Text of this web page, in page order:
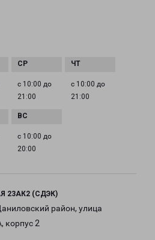
с 10:00 до
21:00
с 10:00 до
21:00
с 10:00 до
20:00
23АК2 (СДЭК)
район, улица
корпус 2